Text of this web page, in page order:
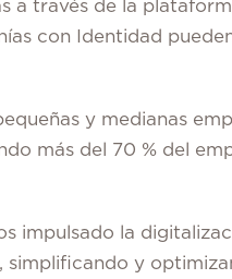
a través de la
con Identidad
y medianas
más del 70 % del
impulsado la
y